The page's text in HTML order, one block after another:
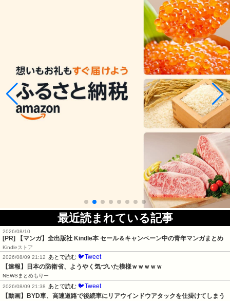
最近読まれている記事
2026/08/10
[PR] 【マンガ】全出版社 Kindle本 セール＆キャンペーン中の青年マンガまとめ
Kindleストア
2026/08/09 21:12
あとで読む 🐦Tweet
【速報】日本の防衛省、ようやく気づいた模様ｗｗｗｗｗ
NEWSまとめもりー
2026/08/09 21:38
あとで読む 🐦Tweet
【動画】BYD車、高速道路で後続車にリアウインドウアタックを仕掛けてしまう